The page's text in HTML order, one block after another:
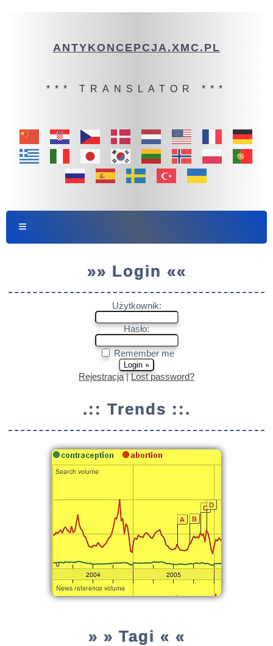
ANTYKONCEPCJA.XMC.PL
*** TRANSLATOR ***
»» Login ««
Użytkownik:
Hasło:
Remember me
Rejestracja|Lost password?
.:: Trends ::.
» » Tagi « «